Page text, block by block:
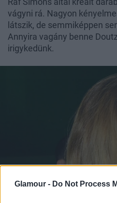
Glamour - Do Not Process
vágyni rá. Nagyon
látszik, de semmiképpen
Annyira vagány benne
irigykedünk.